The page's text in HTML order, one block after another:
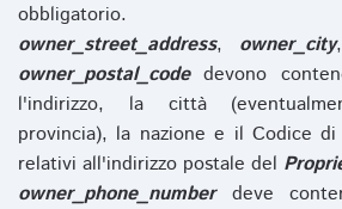
obbligatorio.
owner_street_address, owner_city
owner_postal_codedevono
l'indirizzo, la città
provincia), la nazione e il Codice di
relativi all'indirizzo postale del
owner_phone_numberdeve